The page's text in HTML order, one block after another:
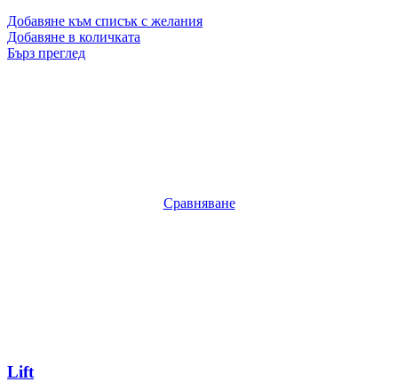
Добавяне към списък с желания
Добавяне в количката
Бърз преглед
Сравняване
Lift